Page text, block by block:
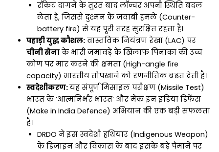
रॉकेट दागने के तुरंत बाद लॉन्चर अपनी स्थिति बदल
लेता है, जिससे दुश्मन के जवाबी हमले (Counter-
battery fire) से यह पूरी तरह सुरक्षित रहता है।
पहाड़ी युद्ध कौशल:वास्तविक नियंत्रण रेखा (LAC) पर
चीनी सेनाके भारी जमावड़े के खिलाफ पिनाका की उच्च
कोण पर मार करने की क्षमता (High-angle fire
capacity) भारतीय तोपखाने को रणनीतिक बढ़त देती है।
स्वदेशीकरण:यह संपूर्ण मिसाइल परीक्षण (Missile Test)
भारत के ‘आत्मनिर्भर भारत’ और मेक इन इंडिया डिफेंस
(Make in India Defence) अभियान की एक बड़ी सफलता
है।
DRDO ने इस स्वदेशी हथियार (Indigenous Weapon)
के डिजाइन और विकास के बाद इसके बड़े पैमाने पर